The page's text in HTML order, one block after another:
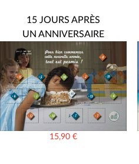
15 JOURS APRÈS
UN ANNIVERSAIRE
15,90€